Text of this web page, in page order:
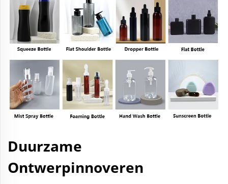
Duurzame
Ontwerpinnoveren